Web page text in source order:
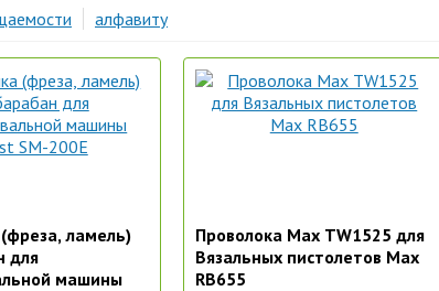
алфавиту
ламель)
для
машины
Проволока Max TW1525 для
Вязальных пистолетов Max
RB655